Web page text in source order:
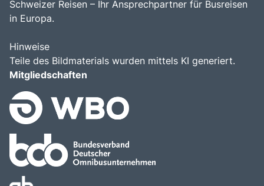
Bus anmieten
Kataloge
Kontakt
Schweizer Reisen – Ihr Ansprechpartner für Busreisen
in Europa.
Hinweise
Teile des Bildmaterials wurden mittels KI generiert.
Mitgliedschaften